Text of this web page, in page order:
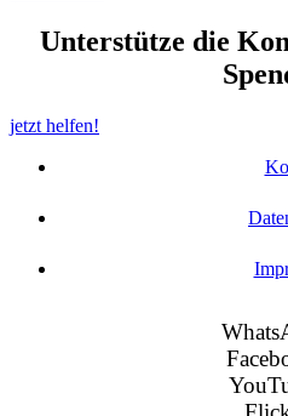
Unterstütze die
jetzt helfen!